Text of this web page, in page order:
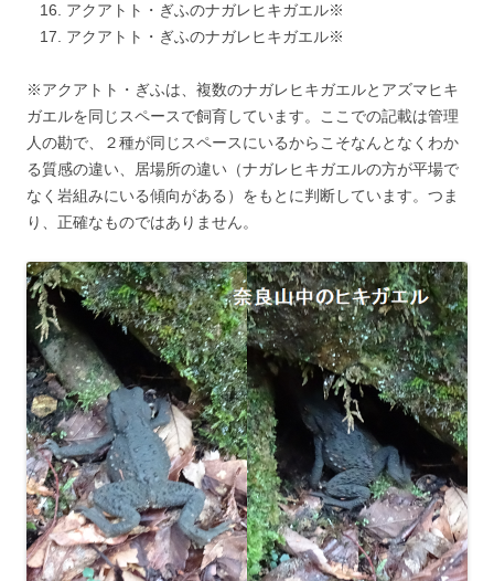
アクアトト・ぎふのナガレヒキガエル※
アクアトト・ぎふのナガレヒキガエル※
※アクアトト・ぎふは、複数のナガレヒキガエルとアズマヒキ
ガエルを同じスペースで飼育しています。ここでの記載は管理
人の勘で、２種が同じスペースにいるからこそなんとなくわか
る質感の違い、居場所の違い（ナガレヒキガエルの方が平場で
なく岩組みにいる傾向がある）をもとに判断しています。つま
り、正確なものではありません。